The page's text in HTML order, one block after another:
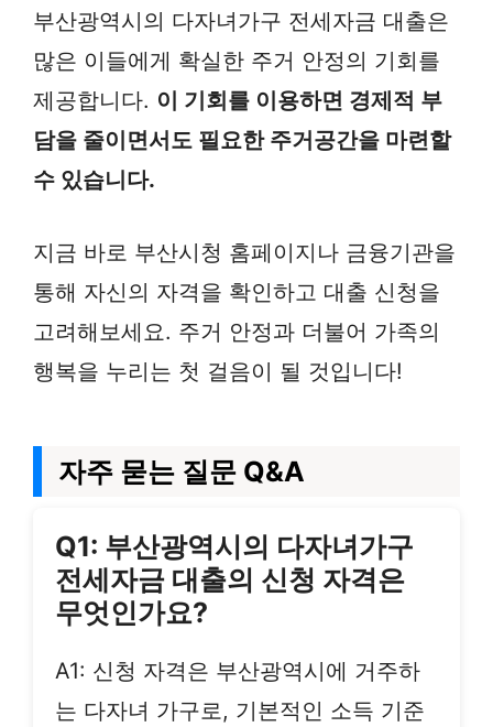
부산광역시의 다자녀가구 전세자금 대출은
많은 이들에게 확실한 주거 안정의 기회를
제공합니다. 이 기회를 이용하면 경제적 부
담을 줄이면서도 필요한 주거공간을 마련할
수 있습니다.
지금 바로 부산시청 홈페이지나 금융기관을
통해 자신의 자격을 확인하고 대출 신청을
고려해보세요. 주거 안정과 더불어 가족의
행복을 누리는 첫 걸음이 될 것입니다!
자주 묻는 질문 Q&A
Q1: 부산광역시의 다자녀가구
전세자금 대출의 신청 자격은
무엇인가요?
A1: 신청 자격은 부산광역시에 거주하
는 다자녀 가구로, 기본적인 소득 기준